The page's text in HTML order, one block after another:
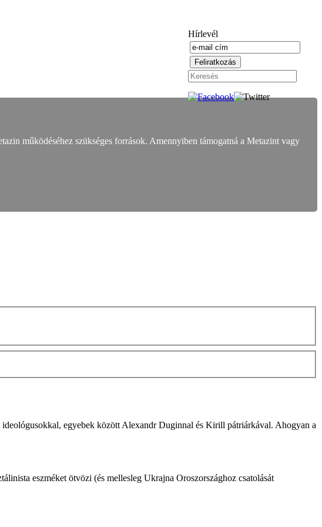
Hírlevél
működéséhez szükséges források. Amennyiben támogatná a Metazint vagy
egyebek között AlexandrDuginnal és Kirill pátriárkával. Ahogyan a
eszméket ötvözi (és mellesleg Ukrajna Oroszországhoz csatolását